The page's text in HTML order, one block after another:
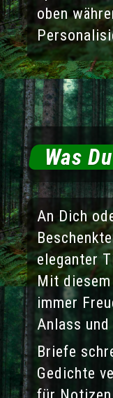
oben
Was
An Dich
eleganter
Mit
immer
Anlass
Briefe
Gedichte